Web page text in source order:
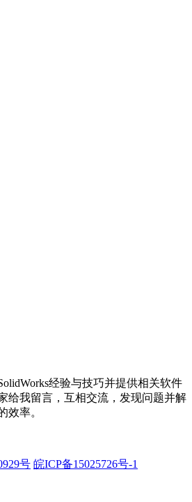
经验与技巧并提供相关软件
给我留言，互相交流，发现问题并解
效率。
号 皖ICP备15025726号-1